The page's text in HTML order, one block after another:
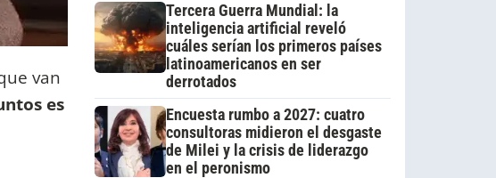
van
es
Tercera Guerra Mundial: la
inteligencia artificial reveló
cuáles serían los primeros países
latinoamericanos en ser
derrotados
Encuesta rumbo a 2027: cuatro
consultoras midieron el desgaste
de Milei y la crisis de liderazgo
en el peronismo